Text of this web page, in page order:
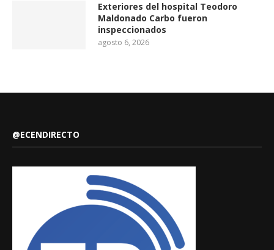
Exteriores del hospital Teodoro
Maldonado Carbo fueron
inspeccionados
agosto 6, 2026
@ECENDIRECTO